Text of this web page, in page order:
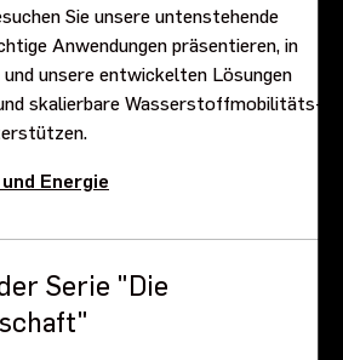
Sie unsere untenstehende
Anwendungen präsentieren, in
unsere entwickelten Lösungen
skalierbare Wasserstoffmobilitäts-
Energie
Serie "Die